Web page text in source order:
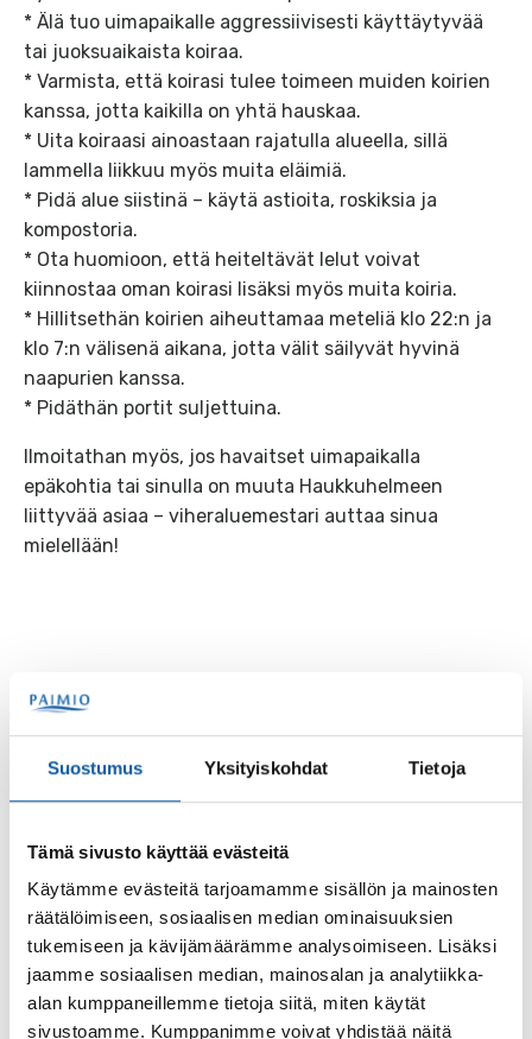
Suostumus Yksityiskohdat Tietoja
Tämä sivusto käyttää evästeitä
Käytämme evästeitä tarjoamamme sisällön ja mainosten
räätälöimiseen, sosiaalisen median ominaisuuksien
tukemiseen ja kävijämäärämme analysoimiseen. Lisäksi
jaamme sosiaalisen median, mainosalan ja analytiikka-
alan kumppaneillemme tietoja siitä, miten käytät
sivustoamme. Kumppanimme voivat yhdistää näitä
* Älä tuo uimapaikalle aggressiivisesti käyttäytyvää
tai juoksuaikaista koiraa.
* Varmista, että koirasi tulee toimeen muiden koirien
kanssa, jotta kaikilla on yhtä hauskaa.
* Uita koiraasi ainoastaan rajatulla alueella, sillä
lammella liikkuu myös muita eläimiä.
* Pidä alue siistinä – käytä astioita, roskiksia ja
kompostoria.
* Ota huomioon, että heiteltävät lelut voivat
kiinnostaa oman koirasi lisäksi myös muita koiria.
* Hillitsethän koirien aiheuttamaa meteliä klo 22:n ja
klo 7:n välisenä aikana, jotta välit säilyvät hyvinä
naapurien kanssa.
* Pidäthän portit suljettuina.
Ilmoitathan myös, jos havaitset uimapaikalla
epäkohtia tai sinulla on muuta Haukkuhelmeen
liittyvää asiaa – viheraluemestari auttaa sinua
mielellään!
Käyntiosoitteet
Aukioloajat
Aina avoinna (24/7).